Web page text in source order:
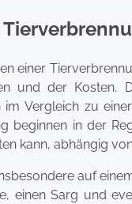
einer
und der Kosten.
im Vergleich zu
beginnen in der
kann, abhängig
auf
einen Sarg und